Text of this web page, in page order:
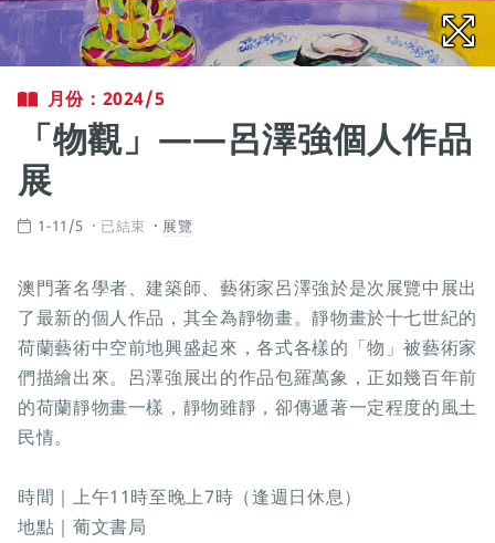
月份：2024/5
「物觀」——呂澤強個人作品
展
1-11/5 已結束 展覽
澳門著名學者、建築師、藝術家呂澤強於是次展覽中展出
了最新的個人作品，其全為靜物畫。靜物畫於十七世紀的
荷蘭藝術中空前地興盛起來，各式各樣的「物」被藝術家
們描繪出來。呂澤強展出的作品包羅萬象，正如幾百年前
的荷蘭靜物畫一樣，靜物雖靜，卻傳遞著一定程度的風土
民情。
時間｜上午11時至晚上7時（逢週日休息）
地點｜葡文書局